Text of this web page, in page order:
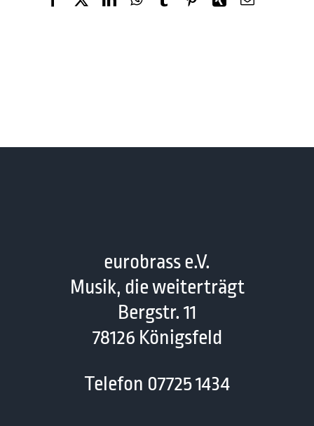
eurobrass e.V.
Musik, die weiterträgt
Bergstr. 11
78126 Königsfeld
Telefon 07725 1434